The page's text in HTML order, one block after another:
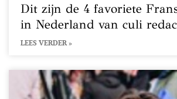
Dit zijn de 4 favoriete
in Nederland van culi
LEES VERDER »